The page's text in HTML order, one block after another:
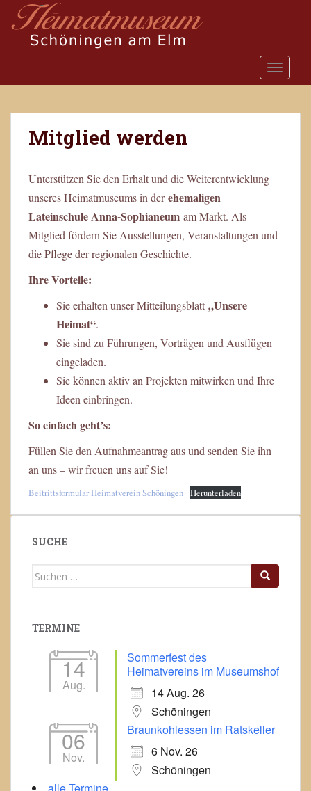
o
Mitglied werden
Unterstützen Sie den Erhalt und die Weiterentwicklung
unseres Heimatmuseums in derehemaligen
Lateinschule Anna-Sophianeum am Markt. Als
Mitglied fördern Sie Ausstellungen, Veranstaltungen und
die Pflege der regionalen Geschichte.
Ihre Vorteile:
Sie erhalten unser Mitteilungsblatt „Unsere
Heimat“.
Sie sind zu Führungen, Vorträgen und Ausflügen
eingeladen.
Sie können aktiv an Projekten mitwirken und Ihre
Ideen einbringen.
So einfach geht’s:
Füllen Sie den Aufnahmeantrag aus und senden Sie ihn
an uns – wir freuen uns auf Sie!
Beitrittsformular Heimatverein Schöningen Herunterladen
SUCHE
Suchen
TERMINE
14
Aug.
Sommerfest des
Heimatvereins im Museumshof
14 Aug. 26
Schöningen
06
Nov.
Braunkohlessen im Ratskeller
6 Nov. 26
Schöningen